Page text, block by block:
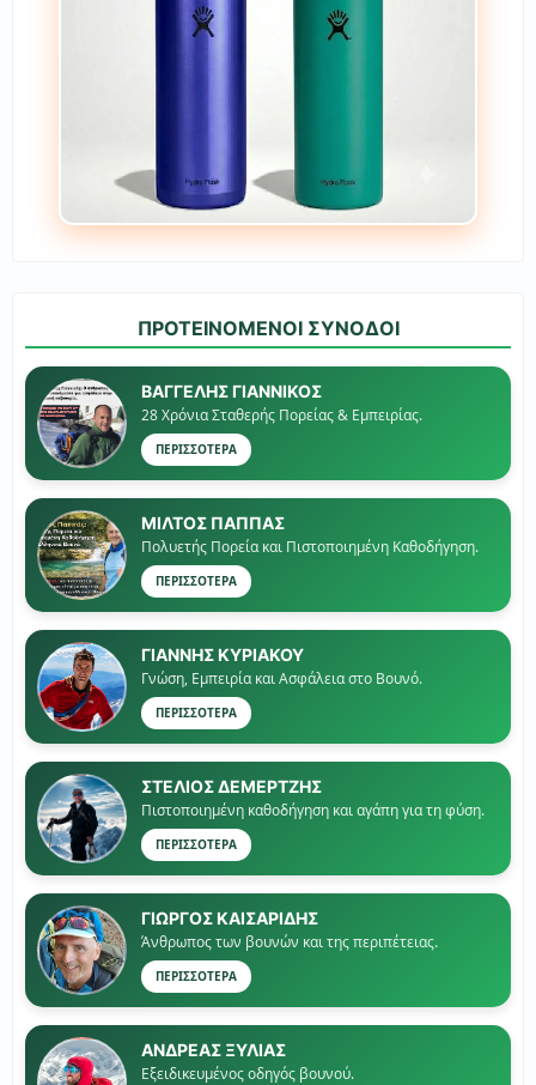
ΠΡΟΤΕΙΝΟΜΕΝΟΙ ΣΥΝΟΔΟΙ
ΒΑΓΓΕΛΗΣ ΓΙΑΝΝΙΚΟΣ
28 Χρόνια Σταθερής Πορείας & Εμπειρίας.
ΠΕΡΙΣΣΟΤΕΡΑ
ΜΙΛΤΟΣ ΠΑΠΠΑΣ
Πολυετής Πορεία και Πιστοποιημένη Καθοδήγηση.
ΠΕΡΙΣΣΟΤΕΡΑ
ΓΙΑΝΝΗΣ ΚΥΡΙΑΚΟΥ
Γνώση, Εμπειρία και Ασφάλεια στο Βουνό.
ΠΕΡΙΣΣΟΤΕΡΑ
ΣΤΕΛΙΟΣ ΔΕΜΕΡΤΖΗΣ
Πιστοποιημένη καθοδήγηση και αγάπη για τη φύση.
ΠΕΡΙΣΣΟΤΕΡΑ
ΓΙΏΡΓΟΣ ΚΑΙΣΑΡΙΔΗΣ
Άνθρωπος των βουνών και της περιπέτειας.
ΠΕΡΙΣΣΟΤΕΡΑ
ΑΝΔΡΕΑΣ ΞΥΛΙΑΣ
Εξειδικευμένος οδηγός βουνού.